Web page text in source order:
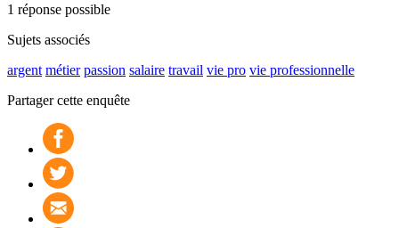
1 réponse possible
Sujets associés
argent métier passion salaire travail vie pro vie professionnelle
Partager cette enquête